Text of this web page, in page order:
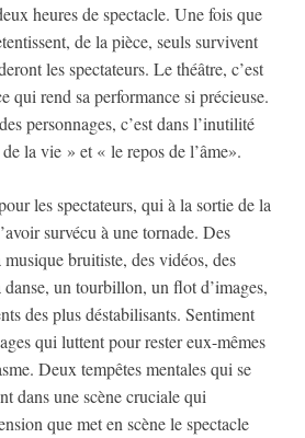
heures de spectacle. Une fois que
de la pièce, seuls survivent
les spectateurs. Le théâtre, c’est
qui rend sa performance si précieuse.
personnages, c’est dans l’inutilité
la vie » et « le repos de l’âme».
les spectateurs, qui à la sortie de la
survécu à une tornade. Des
bruitiste, des vidéos, des
un tourbillon, un flot d’images,
des plus déstabilisants. Sentiment
qui luttent pour rester eux-mêmes
Deux tempêtes mentales qui se
dans une scène cruciale qui
que met en scène le spectacle